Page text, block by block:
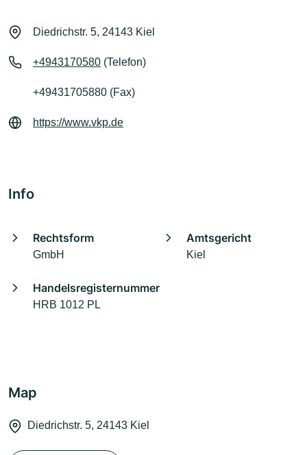
Diedrichstr. 5, 24143 Kiel
+4943170580 (Telefon)
+49431705880 (Fax)
https://www.vkp.de
Info
Rechtsform
GmbH
Amtsgericht
Kiel
Handelsregisternummer
HRB 1012 PL
Map
Diedrichstr. 5, 24143 Kiel